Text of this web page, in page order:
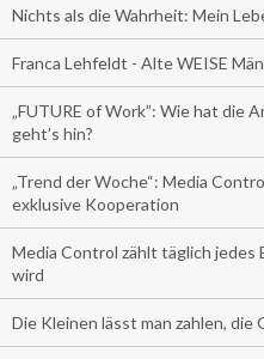
Nichts als die Wahrheit: Mein
Franca Lehfeldt - Alte WEISE
„FUTURE of Work”: Wie hat die
geht’s hin?
„Trend der Woche“: Media
exklusive Kooperation
Media Control zählt täglich jedes
wird
Die Kleinen lässt man zahlen, die